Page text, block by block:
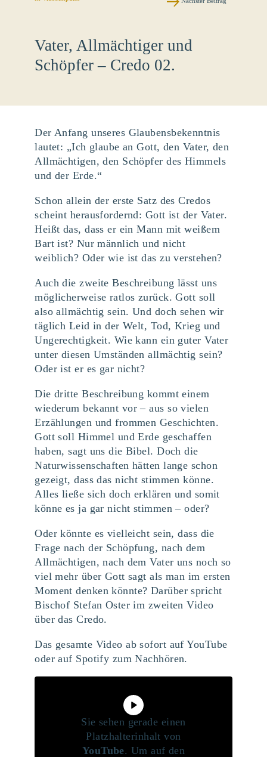
Vater, Allmächtiger und
Schöpfer – Credo 02.
Der Anfang unseres Glaubensbekenntnis
lautet: „Ich glaube an Gott, den Vater, den
Allmächtigen, den Schöpfer des Himmels
und der Erde.“
Schon allein der erste Satz des Credos
scheint herausfordernd: Gott ist der Vater.
Heißt das, dass er ein Mann mit weißem
Bart ist? Nur männlich und nicht
weiblich? Oder wie ist das zu verstehen?
Auch die zweite Beschreibung lässt uns
möglicherweise ratlos zurück. Gott soll
also allmächtig sein. Und doch sehen wir
täglich Leid in der Welt, Tod, Krieg und
Ungerechtigkeit. Wie kann ein guter Vater
unter diesen Umständen allmächtig sein?
Oder ist er es gar nicht?
Die dritte Beschreibung kommt einem
wiederum bekannt vor – aus so vielen
Erzählungen und frommen Geschichten.
Gott soll Himmel und Erde geschaffen
haben, sagt uns die Bibel. Doch die
Naturwissenschaften hätten lange schon
gezeigt, dass das nicht stimmen könne.
Alles ließe sich doch erklären und somit
könne es ja gar nicht stimmen – oder?
Oder könnte es vielleicht sein, dass die
Frage nach der Schöpfung, nach dem
Allmächtigen, nach dem Vater uns noch so
viel mehr über Gott sagt als man im ersten
Moment denken könnte? Darüber spricht
Bischof Stefan Oster im zweiten Video
über das Credo.
Das gesamte Video ab sofort auf YouTube
oder auf Spotify zum Nachhören.
Sie sehen gerade einen
Platzhalterinhalt von
YouTube. Um auf den